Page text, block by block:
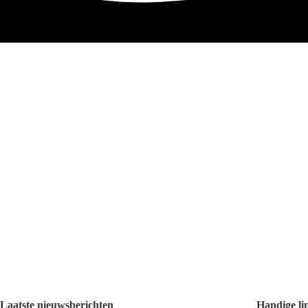
Laatste nieuwsberichten Handige